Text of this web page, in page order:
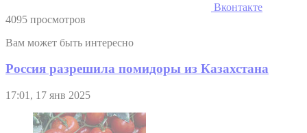
Вконтакте
4095 просмотров
Вам может быть интересно
Россия разрешила помидоры из Казахстана
17:01, 17 янв 2025